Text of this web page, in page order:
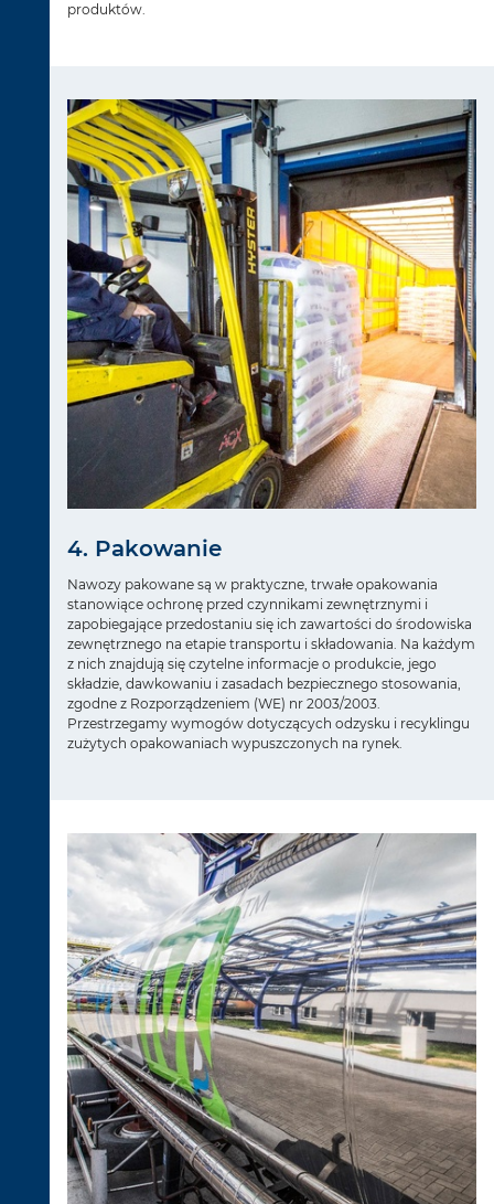
produktów.
4. Pakowanie
Nawozy pakowane są w praktyczne, trwałe opakowania
stanowiące ochronę przed czynnikami zewnętrznymi i
zapobiegające przedostaniu się ich zawartości do środowiska
zewnętrznego na etapie transportu i składowania. Na każdym
z nich znajdują się czytelne informacje o produkcie, jego
składzie, dawkowaniu i zasadach bezpiecznego stosowania,
zgodne z Rozporządzeniem (WE) nr 2003/2003.
Przestrzegamy wymogów dotyczących odzysku i recyklingu
zużytych opakowaniach wypuszczonych na rynek.